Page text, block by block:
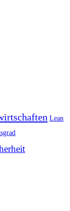
Lean